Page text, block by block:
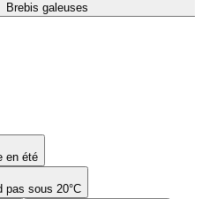
Brebis galeuses
en été
pas sous 20°C